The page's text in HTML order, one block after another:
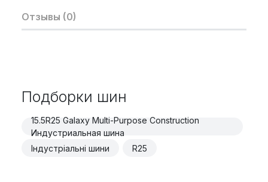
Отзывы (0)
Подборки шин
15.5R25 Galaxy Multi-Purpose Construction
Индустриальная шина
Індустріальні шини
R25